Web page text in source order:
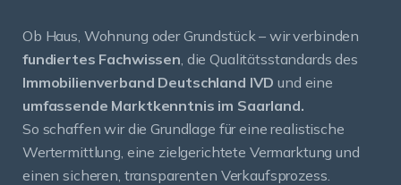
Ob Haus, Wohnung oder Grundstück – wir verbinden
fundiertes Fachwissen , die Qualitätsstandards des
Immobilienverband Deutschland IVD und eine
umfassende Marktkenntnis im Saarland.
So schaffen wir die Grundlage für eine realistische
Wertermittlung, eine zielgerichtete Vermarktung und
einen sicheren, transparenten Verkaufsprozess.